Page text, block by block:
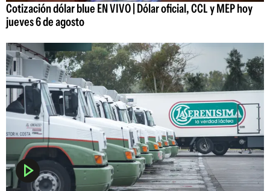
Cotización dólar blue EN VIVO | Dólar oficial, CCL y MEP hoy
jueves 6 de agosto